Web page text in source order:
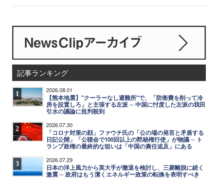
記事ランキング
1 2026.08.01
【熊本地震】"クーラーなし避難所"で、「防衛費を削って冷
房を設置しろ」と主張する左派 ─ 中国に忖度した左派の我田
引水の議論に批判殺到
2 2026.07.30
「コロナ対策の顔」ファウチ氏の「公の場の発言と矛盾する
日記公開」「公聴会で100回以上の黙秘権行使」が物議 ─ ト
ランプ政権の最終的な狙いは「中国の責任追及」にある
3 2026.07.29
日本の洋上風力から英大手が撤退を検討し、三菱離脱に続く
激震 ─ 政府はもう潔くエネルギー政策の転換を表明すべき